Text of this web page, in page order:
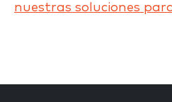
nuestras soluciones